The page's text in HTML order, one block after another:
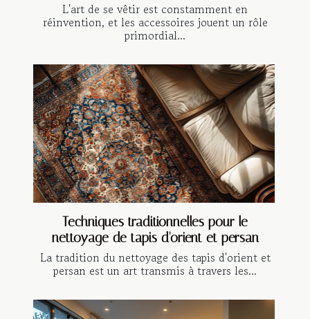
L'art de se vêtir est constamment en
réinvention, et les accessoires jouent un rôle
primordial...
Techniques traditionnelles pour le
nettoyage de tapis d'orient et persan
La tradition du nettoyage des tapis d'orient et
persan est un art transmis à travers les...